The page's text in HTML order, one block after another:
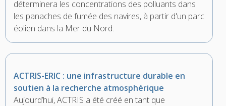
déterminera les concentrations des polluants dans
les panaches de fumée des navires, à partir d'un parc
éolien dans la Mer du Nord.
ACTRIS-ERIC : une infrastructure durable en
soutien à la recherche atmosphérique
Aujourd’hui, ACTRIS a été créé en tant que